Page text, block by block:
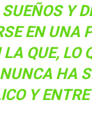
Y
EN UNA
LA QUE, LO
NUNCA HA
Y